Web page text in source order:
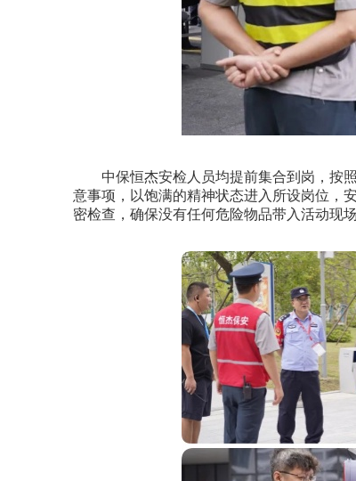
中保恒杰安检人员均提前集合到岗，按照
意事项，以饱满的精神状态进入所设岗位，
密检查，确保没有任何危险物品带入活动现场